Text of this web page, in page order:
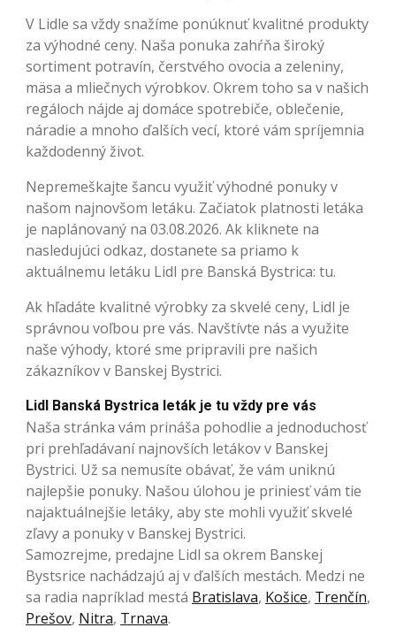
V Lidle sa vždy snažíme ponúknuť kvalitné produkty
za výhodné ceny. Naša ponuka zahŕňa široký
sortiment potravín, čerstvého ovocia a zeleniny,
mäsa a mliečnych výrobkov. Okrem toho sa v našich
regáloch nájde aj domáce spotrebiče, oblečenie,
náradie a mnoho ďalších vecí, ktoré vám spríjemnia
každodenný život.
Nepremeškajte šancu využiť výhodné ponuky v
našom najnovšom letáku. Začiatok platnosti letáka
je naplánovaný na 03.08.2026. Ak kliknete na
nasledujúci odkaz, dostanete sa priamo k
aktuálnemu letáku Lidl pre Banská Bystrica: tu.
Ak hľadáte kvalitné výrobky za skvelé ceny, Lidl je
správnou voľbou pre vás. Navštívte nás a využite
naše výhody, ktoré sme pripravili pre našich
zákazníkov v Banskej Bystrici.
Lidl Banská Bystrica leták je tu vždy pre vás
Naša stránka vám prináša pohodlie a jednoduchosť
pri prehľadávaní najnovších letákov v Banskej
Bystrici. Už sa nemusíte obávať, že vám uniknú
najlepšie ponuky. Našou úlohou je priniesť vám tie
najaktuálnejšie letáky, aby ste mohli využiť skvelé
zľavy a ponuky v Banskej Bystrici.
Samozrejme, predajne Lidl sa okrem Banskej
Bystsrice nachádzajú aj v ďalších mestách. Medzi ne
sa radia napríklad mestá Bratislava, Košice, Trenčín,
Prešov, Nitra, Trnava.